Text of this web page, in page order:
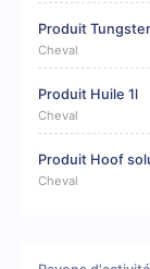
Produit
Cheval
Produit Huile 1l
Cheval
Produit Hoof
Cheval